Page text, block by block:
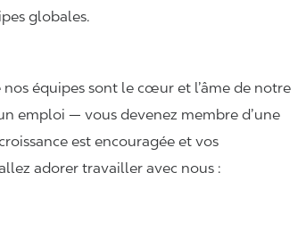
globales.
nos équipes sont le cœur et l’âme de notre
emploi — vous devenez membre d’une
est encouragée et vos
adorer travailler avec nous :